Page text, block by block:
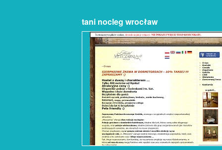
tani nocleg wrocław